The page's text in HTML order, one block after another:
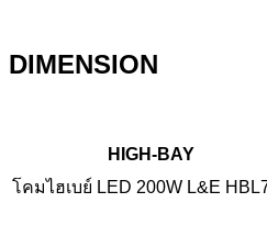
DIMENSION
HIGH-BAY
โคมไฮเบย์ LED 200W L&E